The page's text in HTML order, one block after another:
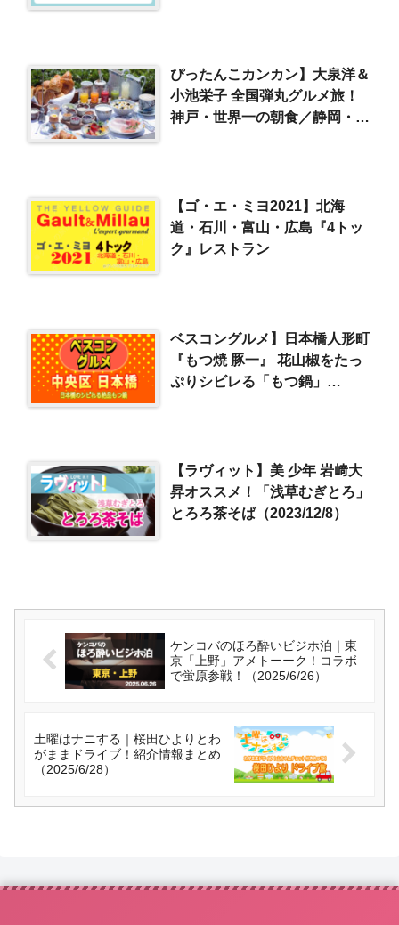
ぴったんこカンカン】大泉洋＆
小池栄子 全国弾丸グルメ旅！
神戸・世界一の朝食／静岡・究
【ゴ・エ・ミヨ2021】北海
道・石川・富山・広島『4トッ
ク』レストラン
ベスコングルメ】日本橋人形町
『もつ焼 豚一』 花山椒をたっ
ぷりシビレる「もつ鍋」
【ラヴィット】美 少年 岩﨑大
昇オススメ！「浅草むぎとろ」
とろろ茶そば（2023/12/8）
ケンコバのほろ酔いビジホ泊｜東
京「上野」アメトーーク！コラボ
で蛍原参戦！（2025/6/26）
土曜はナニする｜桜田ひよりとわ
がままドライブ！紹介情報まとめ
（2025/6/28）